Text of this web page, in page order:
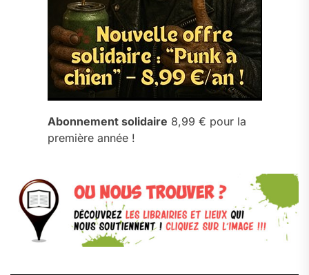
Abonnement solidaire 8,99 € pour la
première année !